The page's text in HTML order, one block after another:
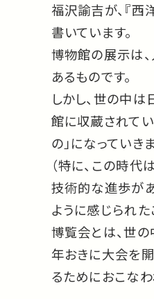
福沢諭吉が、『西
書いています。
博物館の展示は
あるものです。
しかし、世の中
館に収蔵されて
の」になっていきま
（特に、この時代
技術的な進歩が
ように感じられた
博覧会とは、世
年おきに大会を
るためにおこなわ